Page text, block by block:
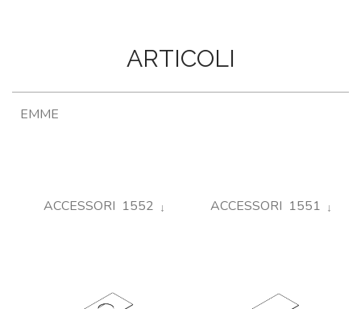
ARTICOLI
EMME
ACCESSORI 1552 ACCESSORI 1551